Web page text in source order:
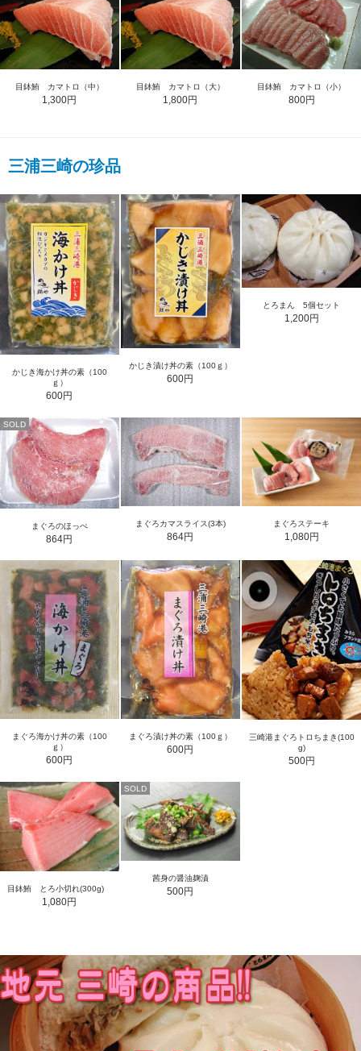
目鉢鮪 カマトロ（中）
1,300円
目鉢鮪 カマトロ（大）
1,800円
目鉢鮪 カマトロ（小）
800円
三浦三崎の珍品
かじき海かけ丼の素（100
ｇ）
600円
かじき漬け丼の素（100ｇ）
600円
とろまん 5個セット
1,200円
SOLD
まぐろのほっぺ
864円
まぐろカマスライス(3本)
864円
まぐろステーキ
1,080円
まぐろ海かけ丼の素（100
ｇ）
600円
まぐろ漬け丼の素（100ｇ）
600円
三崎港まぐろトロちまき(100
g)
500円
目鉢鮪 とろ小切れ(300g)
1,080円
SOLD
茜身の醤油麹漬
500円